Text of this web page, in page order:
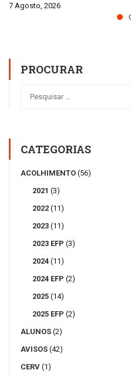
7 Agosto, 2026
PROCURAR
CATEGORIAS
ACOLHIMENTO (56)
2021 (3)
2022 (11)
2023 (11)
2023 EFP (3)
2024 (11)
2024 EFP (2)
2025 (14)
2025 EFP (2)
ALUNOS (2)
AVISOS (42)
CERV (1)